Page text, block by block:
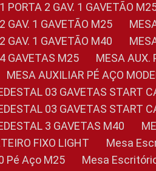
1 PORTA 2 GAV. 1 GAVETÃO
GAV. 1 GAVETÃO M25
GAV. 1 GAVETÃO M40
4 GAVETAS M25
MESA
MESA AUXILIAR PÉ AÇO
03 GAVETAS START
03 GAVETAS START
3 GAVETAS M40
FIXO LIGHT
Mesa
Pé Aço M25
Mesa